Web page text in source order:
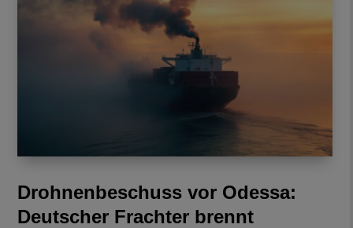
Drohnenbeschuss vor Odessa:
Deutscher Frachter brennt